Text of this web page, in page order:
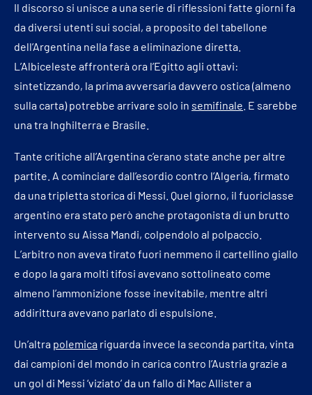
Il discorso si unisce a una serie di riflessioni fatte giorni fa
da diversi utenti sui social, a proposito del tabellone
dell’Argentina nella fase a eliminazione diretta.
L’Albiceleste affronterà ora l’Egitto agli ottavi:
sintetizzando, la prima avversaria davvero ostica (almeno
sulla carta) potrebbe arrivare solo in semifinale . E sarebbe
una tra Inghilterra e Brasile.
Tante critiche all’Argentina c’erano state anche per altre
partite. A cominciare dall’esordio contro l’Algeria, firmato
da una tripletta storica di Messi. Quel giorno, il fuoriclasse
argentino era stato però anche protagonista di un brutto
intervento su Aissa Mandi, colpendolo al polpaccio.
L’arbitro non aveva tirato fuori nemmeno il cartellino giallo
e dopo la gara molti tifosi avevano sottolineato come
almeno l’ammonizione fosse inevitabile, mentre altri
addirittura avevano parlato di espulsione.
Un’altra polemica riguarda invece la seconda partita, vinta
dai campioni del mondo in carica contro l’Austria grazie a
un gol di Messi ‘viziato’ da un fallo di Mac Allister a